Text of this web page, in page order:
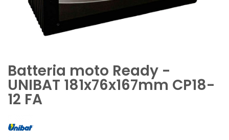
Batteria moto Ready -
UNIBAT 181x76x167mm CP18-
12 FA